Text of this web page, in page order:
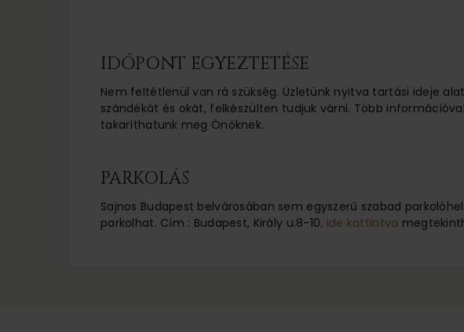
IDŐPONT EGYEZTETÉSE
Nem feltétlenül van rá szükség. Üzletünk nyitva tartási ideje
szándékát és okát, felkészülten tudjuk várni. Több
takaríthatunk meg Önöknek.
PARKOLÁS
Sajnos Budapest belvárosában sem egyszerű szabad
parkolhat. Cím : Budapest, Király u.8-10. Ide kattintva